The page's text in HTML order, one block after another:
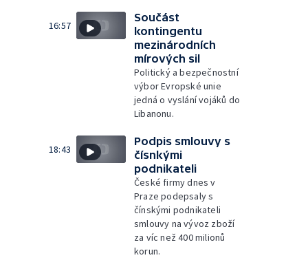
16:57
Součást
kontingentu
mezinárodních
mírových sil
Politický a bezpečnostní
výbor Evropské unie
jedná o vyslání vojáků do
Libanonu.
18:43
Podpis smlouvy s
čísnkými
podnikateli
České firmy dnes v
Praze podepsaly s
čínskými podnikateli
smlouvy na vývoz zboží
za víc než 400 milionů
korun.